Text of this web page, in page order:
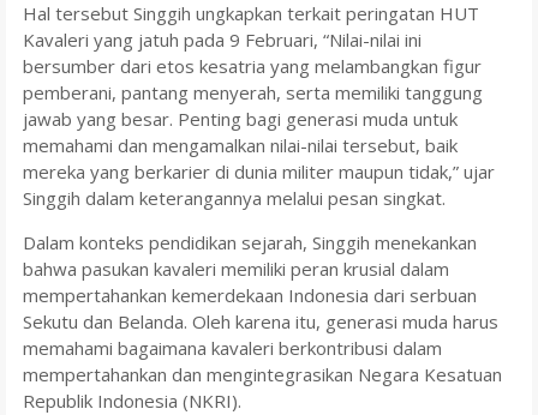
Hal tersebut Singgih ungkapkan terkait peringatan HUT
Kavaleri yang jatuh pada 9 Februari, “Nilai-nilai ini
bersumber dari etos kesatria yang melambangkan figur
pemberani, pantang menyerah, serta memiliki tanggung
jawab yang besar. Penting bagi generasi muda untuk
memahami dan mengamalkan nilai-nilai tersebut, baik
mereka yang berkarier di dunia militer maupun tidak,” ujar
Singgih dalam keterangannya melalui pesan singkat.
Dalam konteks pendidikan sejarah, Singgih menekankan
bahwa pasukan kavaleri memiliki peran krusial dalam
mempertahankan kemerdekaan Indonesia dari serbuan
Sekutu dan Belanda. Oleh karena itu, generasi muda harus
memahami bagaimana kavaleri berkontribusi dalam
mempertahankan dan mengintegrasikan Negara Kesatuan
Republik Indonesia (NKRI).